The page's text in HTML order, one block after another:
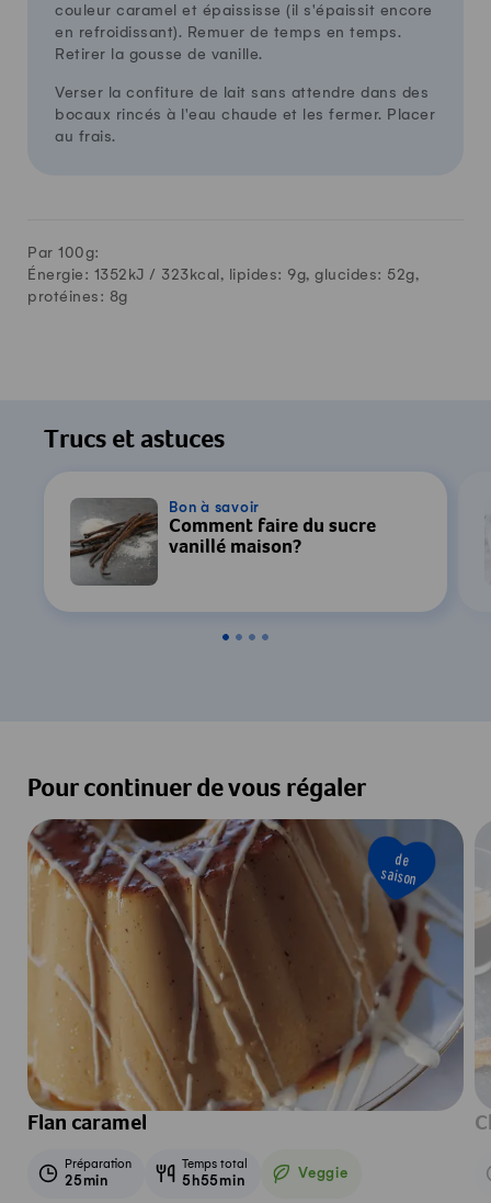
couleur caramel et épaississe (il s'épaissit encore
en refroidissant). Remuer de temps en temps.
Retirer la gousse de vanille.
Verser la confiture de lait sans attendre dans des
bocaux rincés à l'eau chaude et les fermer. Placer
au frais.
Par 100g:
Énergie: 1352kJ / 323 kcal, lipides: 9g, glucides: 52g,
protéines: 8g
Trucs et astuces
Bon à savoir
Comment faire du sucre
vanillé maison?
Pour continuer de vous régaler
de
saison
Flan caramel
Préparation
25min
Temps total
5h55min Veggie
Veggie